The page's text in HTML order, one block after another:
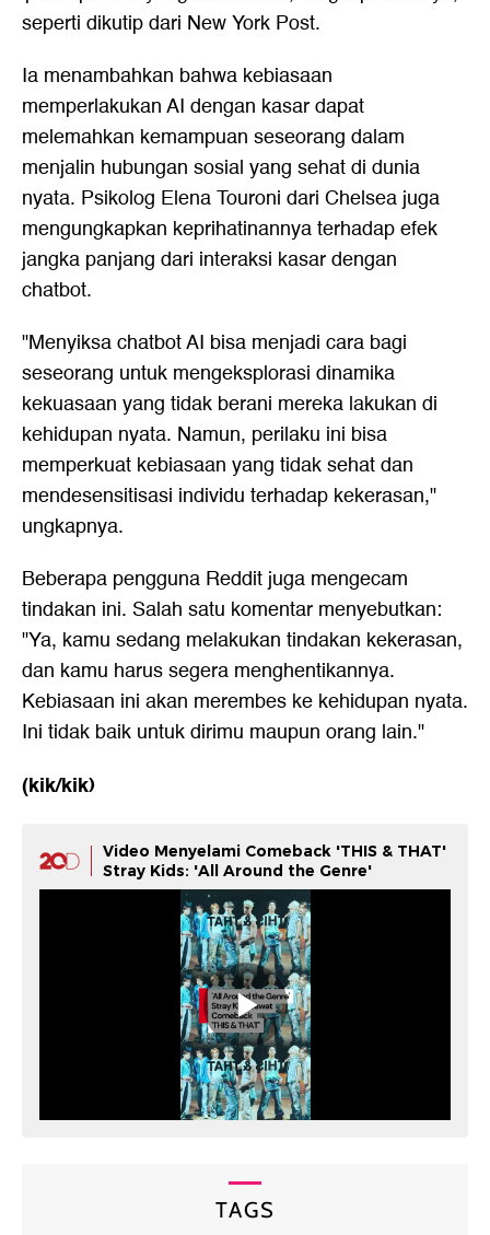
seperti dikutip dari New York Post.
Ia menambahkan bahwa kebiasaan
memperlakukan AI dengan kasar dapat
melemahkan kemampuan seseorang dalam
menjalin hubungan sosial yang sehat di dunia
nyata. Psikolog Elena Touroni dari Chelsea juga
mengungkapkan keprihatinannya terhadap efek
jangka panjang dari interaksi kasar dengan
chatbot.
"Menyiksa chatbot AI bisa menjadi cara bagi
seseorang untuk mengeksplorasi dinamika
kekuasaan yang tidak berani mereka lakukan di
kehidupan nyata. Namun, perilaku ini bisa
memperkuat kebiasaan yang tidak sehat dan
mendesensitisasi individu terhadap kekerasan,"
ungkapnya.
Beberapa pengguna Reddit juga mengecam
tindakan ini. Salah satu komentar menyebutkan:
"Ya, kamu sedang melakukan tindakan kekerasan,
dan kamu harus segera menghentikannya.
Kebiasaan ini akan merembes ke kehidupan nyata.
Ini tidak baik untuk dirimu maupun orang lain."
(kik/kik)
Video Menyelami Comeback 'THIS & THAT'
Stray Kids: 'All Around the Genre'
TAGS